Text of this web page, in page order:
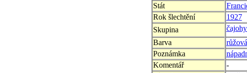
Stát
Rok šlechtění
1927
Skupina
Barva
Poznámka
Komentář
-